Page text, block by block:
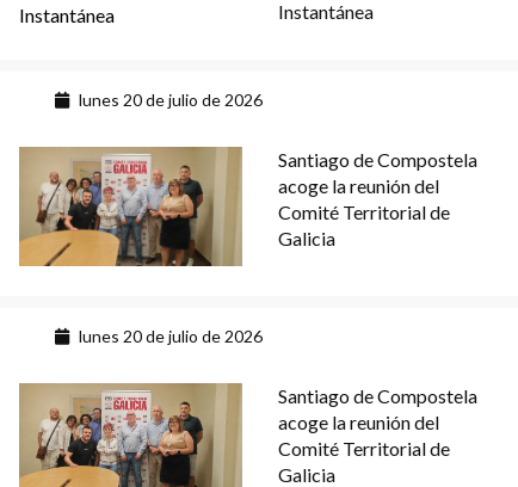
Instantánea
lunes 20 de julio de 2026
Santiago de Compostela
acoge la reunión del
Comité Territorial de
Galicia
lunes 20 de julio de 2026
Santiago de Compostela
acoge la reunión del
Comité Territorial de
Galicia